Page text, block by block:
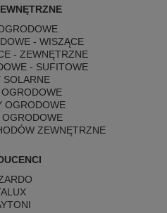
- WISZĄCE
- ZEWNĘTRZNE
- SUFITOWE
SOLARNE
OGRODOWE
ZEWNĘTRZNE